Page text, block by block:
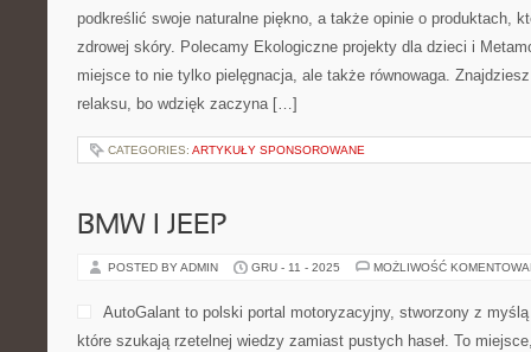
podkreślić swoje naturalne piękno, a także opinie o produktach,
zdrowej skóry. Polecamy Ekologiczne projekty dla dzieci i
miejsce to nie tylko pielęgnacja, ale także równowaga.
relaksu, bo wdzięk zaczyna […]
CATEGORIES: ARTYKUŁY SPONSOROWANE
BMW I JEEP
POSTED BY ADMIN GRU - 11 - 2025 MOŻLIWOŚĆ
AutoGalant to polski portal motoryzacyjny, stworzony z
które szukają rzetelnej wiedzy zamiast pustych haseł. To